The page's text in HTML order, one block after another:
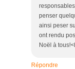
penser
ainsi peser
ont rendu
Noël à
Répondre